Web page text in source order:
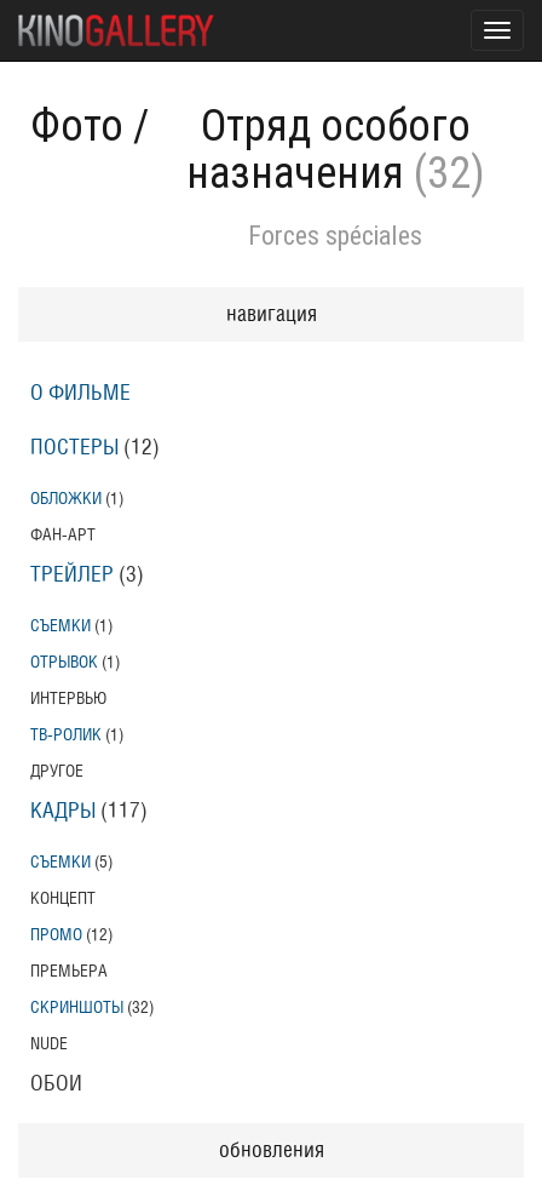
Фото /
Отряд особого
назначения (32)
Forces spéciales
навигация
О ФИЛЬМЕ
ПОСТЕРЫ (12)
ОБЛОЖКИ (1)
ФАН-АРТ
ТРЕЙЛЕР (3)
СЪЕМКИ (1)
ОТРЫВОК (1)
ИНТЕРВЬЮ
ТВ-РОЛИК (1)
ДРУГОЕ
КАДРЫ (117)
СЪЕМКИ (5)
КОНЦЕПТ
ПРОМО (12)
ПРЕМЬЕРА
СКРИНШОТЫ (32)
NUDE
ОБОИ
обновления